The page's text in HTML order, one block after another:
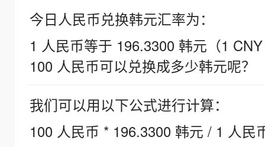
今日人民币兑换韩元汇率为：
1 人民币等于 196.3300 韩元（1
100 人民币可以兑换成多少韩元呢？
我们可以用以下公式进行计算：
100 人民币 * 196.3300 韩元 / 1 人民